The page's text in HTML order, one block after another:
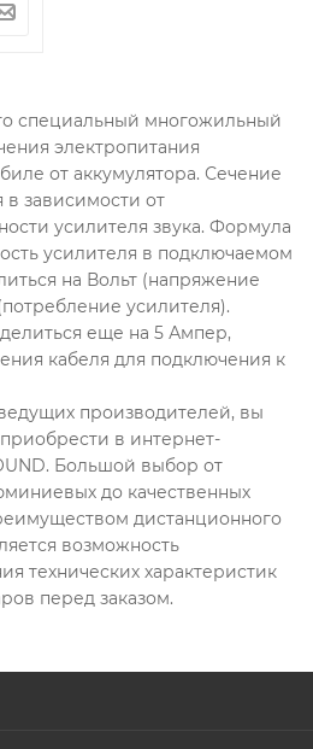
специальный многожильный
электропитания
от аккумулятора. Сечение
в зависимости от
усилителя звука. Формула
усилителя в подключаемом
на Вольт (напряжение
усилителя).
еще на 5 Ампер,
кабеля для подключения к
производителей, вы
в интернет-
Большой выбор от
до качественных
дистанционного
возможность
технических характеристик
перед заказом.